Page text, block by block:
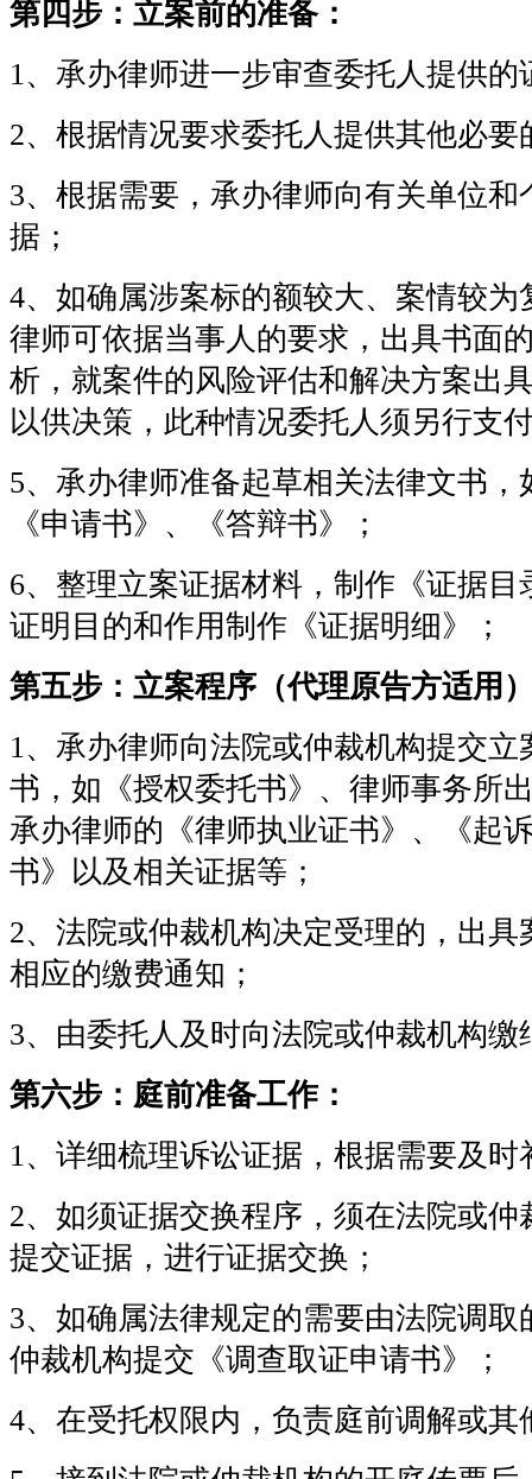
第四步：立案前的准备：
1、承办律师进一步审查委托人提供的
2、根据情况要求委托人提供其他必要
3、根据需要，承办律师向有关单位和
据；
4、如确属涉案标的额较大、案情较为
律师可依据当事人的要求，出具书面
析，就案件的风险评估和解决方案出
以供决策，此种情况委托人须另行支
5、承办律师准备起草相关法律文书，
《申请书》、《答辩书》；
6、整理立案证据材料，制作《证据目
证明目的和作用制作《证据明细》；
第五步：立案程序（代理原告方适用
1、承办律师向法院或仲裁机构提交立
书，如《授权委托书》、律师事务所
承办律师的《律师执业证书》、《起
书》以及相关证据等；
2、法院或仲裁机构决定受理的，出具
相应的缴费通知；
3、由委托人及时向法院或仲裁机构缴
第六步：庭前准备工作：
1、详细梳理诉讼证据，根据需要及
2、如须证据交换程序，须在法院或仲
提交证据，进行证据交换；
3、如确属法律规定的需要由法院调取
仲裁机构提交《调查取证申请书》；
4、在受托权限内，负责庭前调解或其